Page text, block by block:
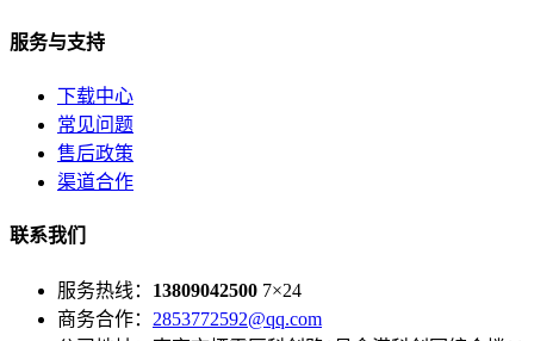
服务与支持
下载中心
常见问题
售后政策
渠道合作
联系我们
服务热线： 13809042500 7×24
商务合作： 2853772592@qq.com